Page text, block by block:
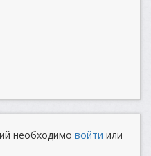
необходимо войти или